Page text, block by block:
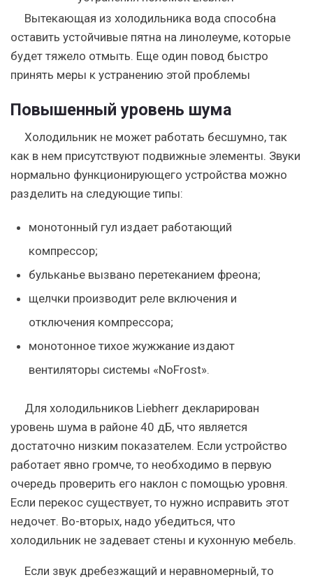
Вытекающая из холодильника вода способна
оставить устойчивые пятна на линолеуме, которые
будет тяжело отмыть. Еще один повод быстро
принять меры к устранению этой проблемы
Повышенный уровень шума
Холодильник не может работать бесшумно, так
как в нем присутствуют подвижные элементы. Звуки
нормально функционирующего устройства можно
разделить на следующие типы:
монотонный гул издает работающий
компрессор;
бульканье вызвано перетеканием фреона;
щелчки производит реле включения и
отключения компрессора;
монотонное тихое жужжание издают
вентиляторы системы «NoFrost».
Для холодильников Liebherr декларирован
уровень шума в районе 40 дБ, что является
достаточно низким показателем. Если устройство
работает явно громче, то необходимо в первую
очередь проверить его наклон с помощью уровня.
Если перекос существует, то нужно исправить этот
недочет. Во-вторых, надо убедиться, что
холодильник не задевает стены и кухонную мебель.
Если звук дребезжащий и неравномерный, то